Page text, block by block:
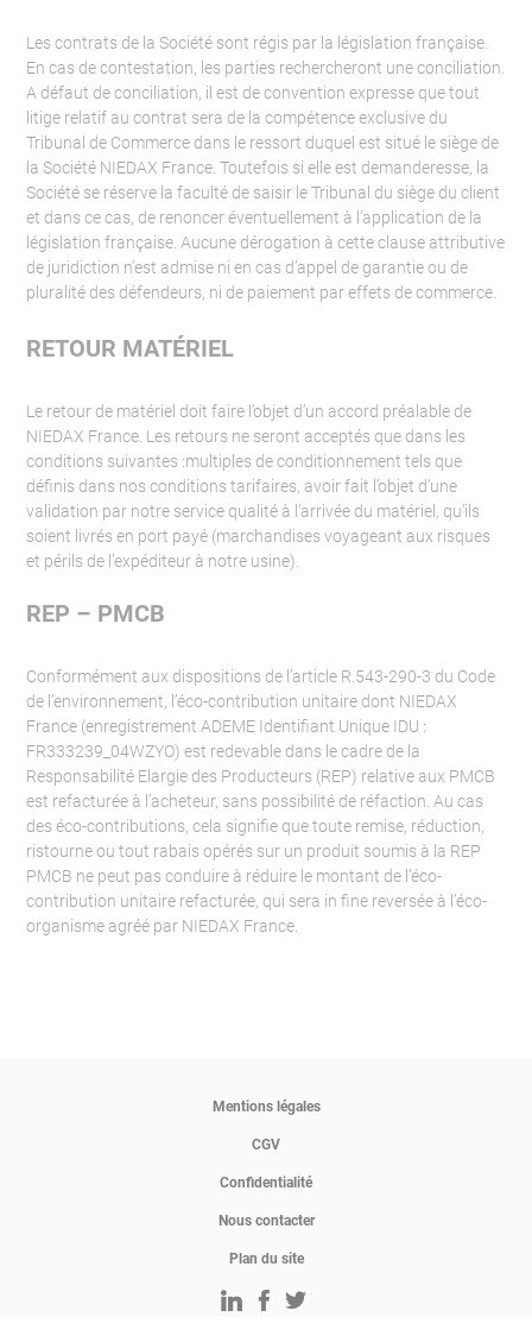
Les contrats de la Société sont régis par la législation française.
En cas de contestation, les parties rechercheront une conciliation.
A défaut de conciliation, il est de convention expresse que tout
litige relatif au contrat sera de la compétence exclusive du
Tribunal de Commerce dans le ressort duquel est situé le siège de
la Société NIEDAX France. Toutefois si elle est demanderesse, la
Société se réserve la faculté de saisir le Tribunal du siège du client
et dans ce cas, de renoncer éventuellement à l’application de la
législation française. Aucune dérogation à cette clause attributive
de juridiction n’est admise ni en cas d’appel de garantie ou de
pluralité des défendeurs, ni de paiement par effets de commerce.
RETOUR MATÉRIEL
Le retour de matériel doit faire l’objet d’un accord préalable de
NIEDAX France. Les retours ne seront acceptés que dans les
conditions suivantes :multiples de conditionnement tels que
définis dans nos conditions tarifaires, avoir fait l’objet d’une
validation par notre service qualité à l’arrivée du matériel, qu’ils
soient livrés en port payé (marchandises voyageant aux risques
et périls de l’expéditeur à notre usine).
REP – PMCB
Conformément aux dispositions de l’article R.543-290-3 du Code
de l’environnement, l’éco-contribution unitaire dont NIEDAX
France (enregistrement ADEME Identifiant Unique IDU :
FR333239_04WZYO) est redevable dans le cadre de la
Responsabilité Elargie des Producteurs (REP) relative aux PMCB
est refacturée à l’acheteur, sans possibilité de réfaction. Au cas
des éco-contributions, cela signifie que toute remise, réduction,
ristourne ou tout rabais opérés sur un produit soumis à la REP
PMCB ne peut pas conduire à réduire le montant de l’éco-
contribution unitaire refacturée, qui sera in fine reversée à l’éco-
organisme agréé par NIEDAX France.
Mentions légales
CGV
Confidentialité
Nous contacter
Plan du site